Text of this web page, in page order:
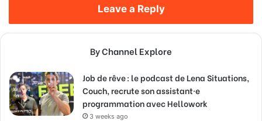
Leave a Reply
By Channel Explore
Job de rêve : le podcast de Lena Situations,
Couch, recrute son assistant·e
programmation avec Hellowork
3 weeks ago